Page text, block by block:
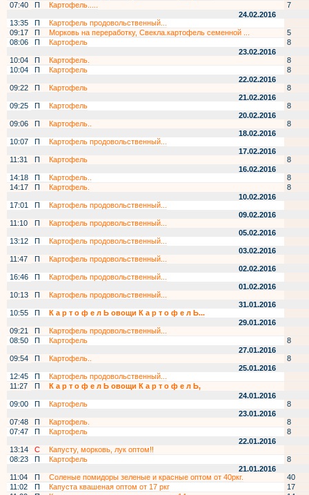
07:40
П Картофель.....
7
24.02.2016
13:35
П
Картофель продовольственный...
09:17
П Морковь на переработку, Свекла.картофель семенной ...
5
08:06
П Картофель
8
23.02.2016
10:04
П Картофель.
8
10:04
П Картофель
8
22.02.2016
09:22
П Картофель
8
21.02.2016
09:25
П Картофель
8
20.02.2016
09:06
П Картофель..
8
18.02.2016
10:07
П
Картофель продовольственный...
17.02.2016
11:31
П Картофель
8
16.02.2016
14:18
П Картофель..
8
14:17
П Картофель.
8
10.02.2016
17:01
П
Картофель продовольственный...
09.02.2016
11:10
П
Картофель продовольственный...
05.02.2016
13:12
П
Картофель продовольственный...
03.02.2016
11:47
П
Картофель продовольственный...
02.02.2016
16:46
П
Картофель продовольственный...
01.02.2016
10:13
П
Картофель продовольственный...
31.01.2016
10:55
П
К а р т о ф е л Ь овощи К а р т о ф е л Ь...
29.01.2016
09:21
П
Картофель продовольственный...
08:50
П Картофель
8
27.01.2016
09:54
П Картофель..
8
25.01.2016
12:45
П
Картофель продовольственный...
11:27
П
К а р т о ф е л Ь овощи К а р т о ф е л Ь,
24.01.2016
09:00
П Картофель
8
23.01.2016
07:48
П Картофель.
8
07:47
П Картофель
8
22.01.2016
13:14
С
Капусту, морковь, лук оптом!!
08:23
П Картофель
8
21.01.2016
11:04
П Соленые помидоры зеленые и красные оптом от 40ркг.
40
11:02
П Капуста квашеная оптом от 17 ркг
17